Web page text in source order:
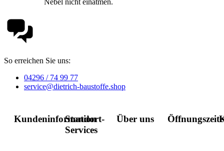
So erreichen Sie uns:
04296 / 74 99 77
service@dietrich-baustoffe.shop
Kundeninformation
Standort-
Services
Über uns